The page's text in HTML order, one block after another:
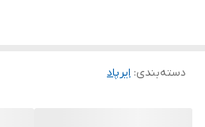
دسته‌بندی: ایرپاد